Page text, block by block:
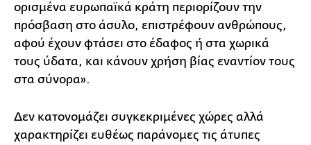
ορισμένα ευρωπαϊκά κράτη περιορίζουν την
πρόσβαση στο άσυλο, επιστρέφουν ανθρώπους,
αφού έχουν φτάσει στο έδαφος ή στα χωρικά
τους ύδατα, και κάνουν χρήση βίας εναντίον τους
στα σύνορα».
Δεν κατονομάζει συγκεκριμένες χώρες αλλά
χαρακτηρίζει ευθέως παράνομες τις άτυπες